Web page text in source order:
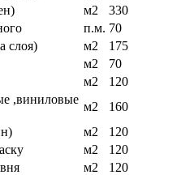
м2
330
п.м. 70
слоя)
м2
175
м2
70
м2
120
,виниловые
м2
160
м2
120
м2
120
м2
120